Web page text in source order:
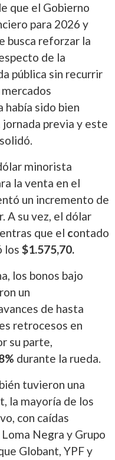
que el Gobierno
para 2026 y
busca reforzar la
de la
pública sin recurrir
había sido bien
previa y este
minorista
la venta en el
un incremento de
A su vez, el dólar
que el contado
los $1.575,70.
los bonos bajo
un
de hasta
retrocesos en
su parte,
durante la rueda.
tuvieron una
la mayoría de los
con caídas
Negra y Grupo
Globant, YPF y